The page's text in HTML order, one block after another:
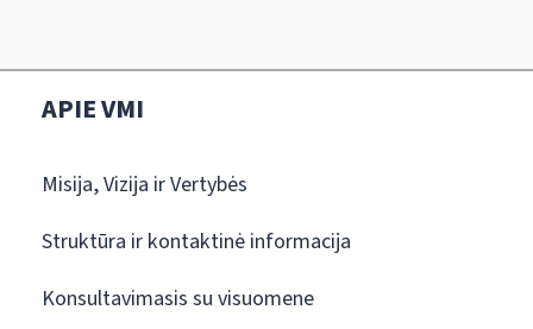
APIE VMI
Misija, Vizija ir Vertybės
Struktūra ir kontaktinė informacija
Konsultavimasis su visuomene